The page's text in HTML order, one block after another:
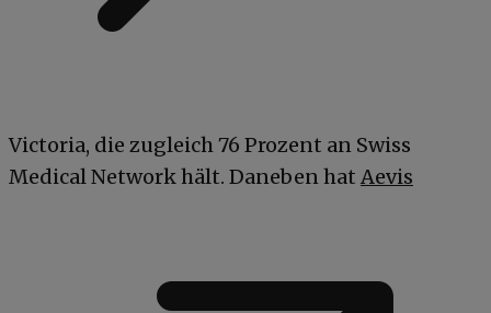
Victoria, die zugleich 76 Prozent an Swiss
Medical Network hält. Daneben hat Aevis